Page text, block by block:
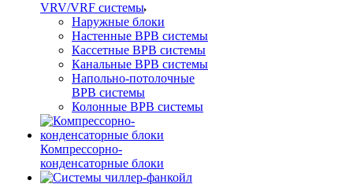
VRV/VRF системы
Наружные блоки
Настенные ВРВ системы
Кассетные ВРВ системы
Канальные ВРВ системы
Напольно-потолочные
ВРВ системы
Колонные ВРВ системы
Компрессорно-
конденсаторные блоки